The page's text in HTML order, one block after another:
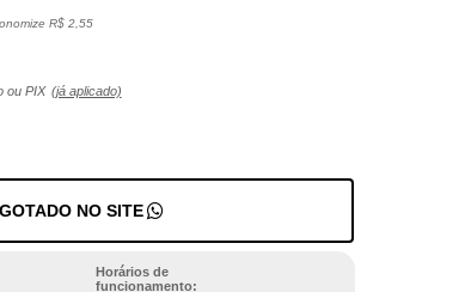
R$ 2,55
ou PIX (já aplicado)
NO SITE
Horários de
funcionamento: